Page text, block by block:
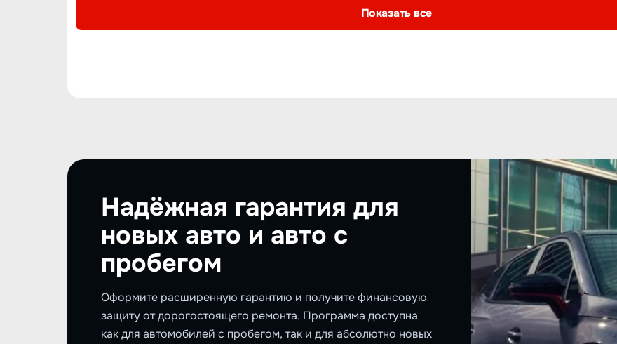
Показать все
Надёжная гарантия для
новых авто и авто с
пробегом
Оформите расширенную гарантию и получите финансовую
защиту от дорогостоящего ремонта. Программа доступна
как для автомобилей с пробегом, так и для абсолютно новых